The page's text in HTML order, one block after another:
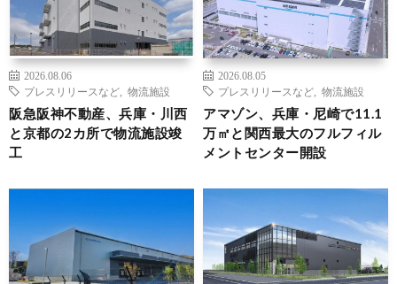
2026.08.06
プレスリリースなど
物流施設
阪急阪神不動産、兵庫・川西
と京都の2カ所で物流施設竣
工
2026.08.05
プレスリリースなど
物流施設
アマゾン、兵庫・尼崎で11.1
万㎡と関西最大のフルフィル
メントセンター開設